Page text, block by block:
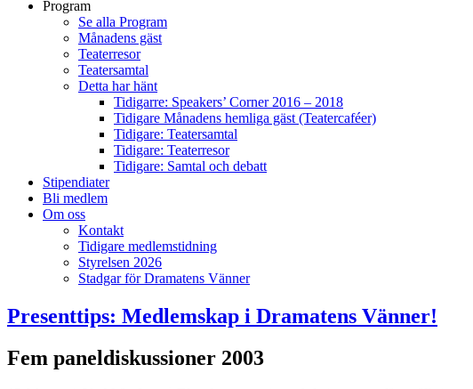
Program
Se alla Program
Månadens gäst
Teaterresor
Teatersamtal
Detta har hänt
Tidigarre: Speakers’ Corner 2016 – 2018
Tidigare Månadens hemliga gäst (Teatercaféer)
Tidigare: Teatersamtal
Tidigare: Teaterresor
Tidigare: Samtal och debatt
Stipendiater
Bli medlem
Om oss
Kontakt
Tidigare medlemstidning
Styrelsen 2026
Stadgar för Dramatens Vänner
Presenttips: Medlemskap i Dramatens Vänner!
Fem paneldiskussioner 2003